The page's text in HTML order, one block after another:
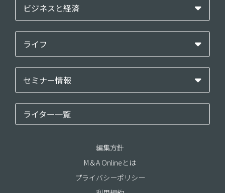
ビジネスと経済
ライフ
セミナー情報
ライター一覧
編集方針
M＆A Onlineとは
プライバシーポリシー